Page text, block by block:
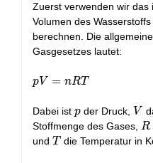
Zuerst verwenden wir das
Volumen des
berechnen. Die
Gasgesetzes lautet:
pV
nRT
pV = nRT
Dabei ist p
p der Druck, V
V
Stoffmenge des Gases, R
R
und T
T die Temperatur in